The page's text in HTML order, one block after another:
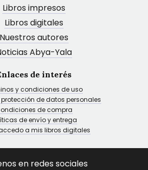
Libros impresos
Libros digitales
Nuestros autores
Abya-Yala
de interés
y condiciones de uso
de datos personales
de compra
de envío y entrega
a mis libros digitales
en redes sociales